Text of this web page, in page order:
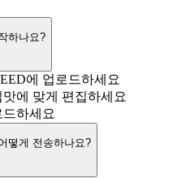
하나요?
에 업로드하세요
에 맞게 편집하세요
하세요
떻게 전송하나요?